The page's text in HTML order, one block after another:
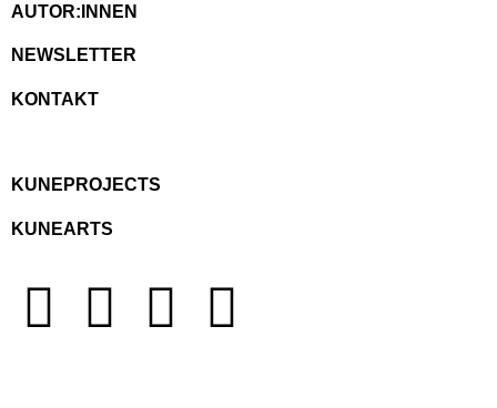
AUTOR:INNEN
NEWSLETTER
KONTAKT
KUNEPROJECTS
KUNEARTS